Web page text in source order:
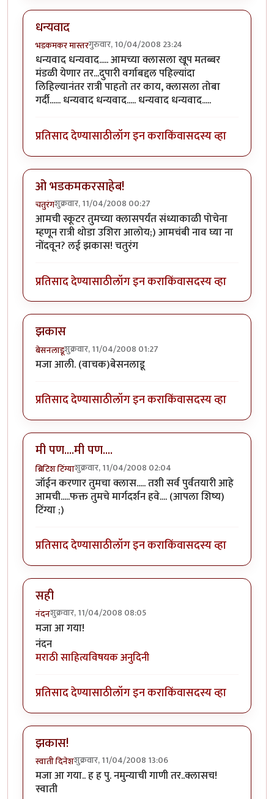
धन्यवाद
भडकमकर मास्तरगुरुवार, 10/04/2008 23:24
धन्यवाद धन्यवाद..... आमच्या क्लासला खूप मतब्बर
मंडळी येणार तर...दुपारी वर्गाबद्दल पहिल्यांदा
लिहिल्यानंतर रात्री पाहतो तर काय, क्लासला तोबा
गर्दी...... धन्यवाद धन्यवाद..... धन्यवाद धन्यवाद.....
प्रतिसाद देण्यासाठीलॉग इन कराकिंवासदस्य व्हा
ओ भडकमकरसाहेब!
चतुरंगशुक्रवार, 11/04/2008 00:27
आमची स्कूटर तुमच्या क्लासपर्यंत संध्याकाळी पोचेना
म्हणून रात्री थोडा उशिरा आलोय;) आमचंबी नाव घ्या ना
नोंदवून? लई झकास! चतुरंग
प्रतिसाद देण्यासाठीलॉग इन कराकिंवासदस्य व्हा
झकास
बेसनलाडूशुक्रवार, 11/04/2008 01:27
मजा आली. (वाचक)बेसनलाडू
प्रतिसाद देण्यासाठीलॉग इन कराकिंवासदस्य व्हा
मी पण....मी पण....
ब्रिटिश टिंग्याशुक्रवार, 11/04/2008 02:04
जॉईन करणार तुमचा क्लास..... तशी सर्व पुर्वतयारी आहे
आमची.....फक्त तुमचे मार्गदर्शन हवे.... (आपला शिष्य)
टिंग्या ;)
प्रतिसाद देण्यासाठीलॉग इन कराकिंवासदस्य व्हा
सही
नंदनशुक्रवार, 11/04/2008 08:05
मजा आ गया!
नंदन
मराठी साहित्यविषयक अनुदिनी
प्रतिसाद देण्यासाठीलॉग इन कराकिंवासदस्य व्हा
झकास!
स्वाती दिनेशशुक्रवार, 11/04/2008 13:06
मजा आ गया.. ह ह पु. नमुन्याची गाणी तर..क्लासच!
स्वाती